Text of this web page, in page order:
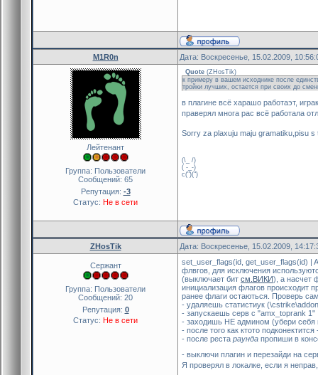
M1R0n Дата: Воскресенье, 15.02.2009,
Лейтенант
Группа: Пользователи
Сообщений: 65
Репутация: -3
Статус: Не в сети
Quote (ZHosTik)
к примеру в вашем исходнике после
тройки лучших, остается при своих до
в плагине всё харашо работаэт,
праверял многа рас всё работала
Sorry za plaxuju maju gramatiku,pisu s
(\_ /)
( -_-)
c(")(")
ZHosTik Дата: Воскресенье, 15.02.2009,
Сержант
Группа: Пользователи
Сообщений: 20
Репутация: 0
Статус: Не в сети
set_user_flags(id, get_user_flags(id) |
флвгов, для исключения
(выключает бит см.ВИКИ), а насчет
инициализация флагов происходит
ранее флаги остаються. Проверь
- удаляешь статистиук
- запускаешь серв с "amx_toprank 1"
- заходишь НЕ админом (убери себя
- после того как ктото
- после реста раунда пропиши в
- выключи плагин и перезайди на
Я проверял в локалке, если я